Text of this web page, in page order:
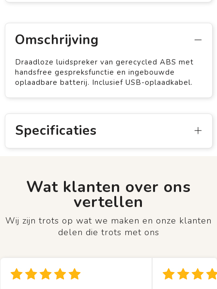
Omschrijving
Draadloze luidspreker van gerecycled ABS met
handsfree gespreksfunctie en ingebouwde
oplaadbare batterij. Inclusief USB-oplaadkabel.
Specificaties
Wat klanten over ons
vertellen
Wij zijn trots op wat we maken en onze klanten
delen die trots met ons